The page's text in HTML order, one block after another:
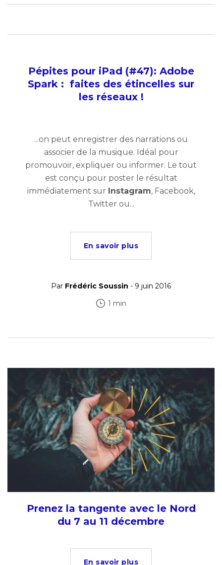
Pépites pour iPad (#47): Adobe
Spark : faites des étincelles sur
les réseaux !
...on peut enregistrer des narrations ou
associer de la musique. Idéal pour
promouvoir, expliquer ou informer. Le tout
est conçu pour poster le résultat
immédiatement sur Instagram, Facebook,
Twitter ou...
En savoir plus
Par Frédéric Soussin - 9 juin 2016
1 min
Prenez la tangente avec le Nord
du 7 au 11 décembre
En savoir plus